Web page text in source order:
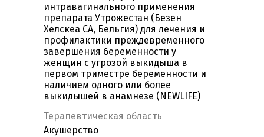
интравагинального применения
препарата Утрожестан (Безен
Хелскеа СА, Бельгия) для лечения и
профилактики преждевременного
завершения беременности у
женщин с угрозой выкидыша в
первом триместре беременности и
наличием одного или более
выкидышей в анамнезе (NEWLIFE)
Терапевтическая область
Акушерство